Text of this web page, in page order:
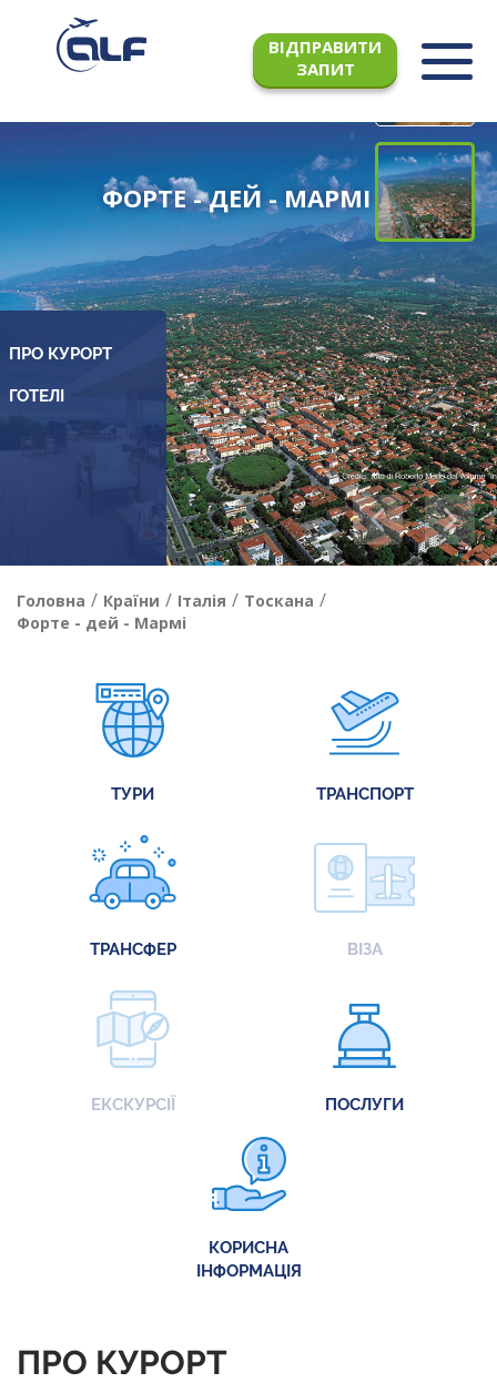
ВІДПРАВИТИ
ЗАПИТ
ФОРТЕ - ДЕЙ - МАРМІ
ПРО КУРОРТ
Головна / Країни / Італія / Тоскана /
Форте - дей - Мармі
ТУРИ ТРАНСПОРТ
ТРАНСФЕР ВІЗА
ЕКСКУРСІЇ ПОСЛУГИ
КОРИСНА
ІНФОРМАЦІЯ
ПРО КУРОРТ